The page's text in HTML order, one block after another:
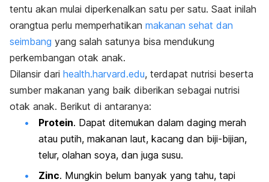
tentu akan mulai diperkenalkan satu per satu. Saat inilah
orangtua perlu memperhatikan makanan sehat dan
seimbang yang salah satunya bisa mendukung
perkembangan otak anak.
Dilansir dari health.harvard.edu, terdapat nutrisi beserta
sumber makanan yang baik diberikan sebagai nutrisi
otak anak. Berikut di antaranya:
Protein. Dapat ditemukan dalam daging merah
atau putih, makanan laut, kacang dan biji-bijian,
telur, olahan soya, dan juga susu.
Zinc. Mungkin belum banyak yang tahu, tapi